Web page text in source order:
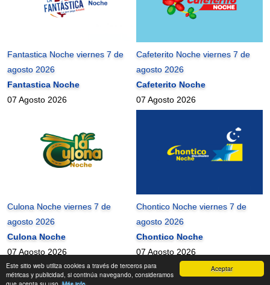
Aceptar
Este sitio web utiliza cookies a través de terceros para
métricas y publicidad, si continúa navegando, consideramos
Fantastica Noche viernes 7 de
agosto 2026
Fantastica Noche
07 Agosto 2026
Cafeterito Noche viernes 7 de
agosto 2026
Cafeterito Noche
07 Agosto 2026
Culona Noche viernes 7 de
agosto 2026
Culona Noche
07 Agosto 2026
Chontico Noche viernes 7 de
agosto 2026
Chontico Noche
07 Agosto 2026
mundonets2010-2026 ©